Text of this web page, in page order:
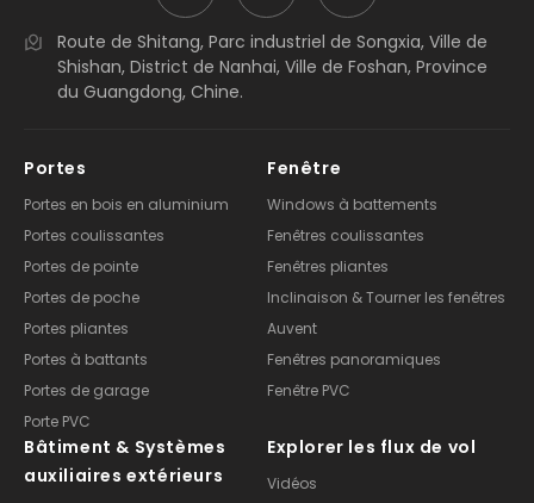
Route de Shitang, Parc industriel de Songxia, Ville de
Shishan, District de Nanhai, Ville de Foshan, Province
du Guangdong, Chine.
Portes en bois en aluminium
Portes coulissantes
Portes de pointe
Portes de poche
Portes pliantes
Portes à battants
Portes de garage
Porte PVC
Windows à battements
Fenêtres coulissantes
Fenêtres pliantes
Inclinaison & Tourner les fenêtres
Auvent
Fenêtres panoramiques
Fenêtre PVC
Bâtiment & Systèmes
auxiliaires extérieurs
Pergola
Vidéos
À propos de nous